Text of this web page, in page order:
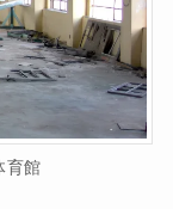
育館